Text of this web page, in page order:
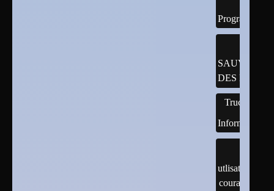
DES
Trucs
Informatiques
utlisation
courante